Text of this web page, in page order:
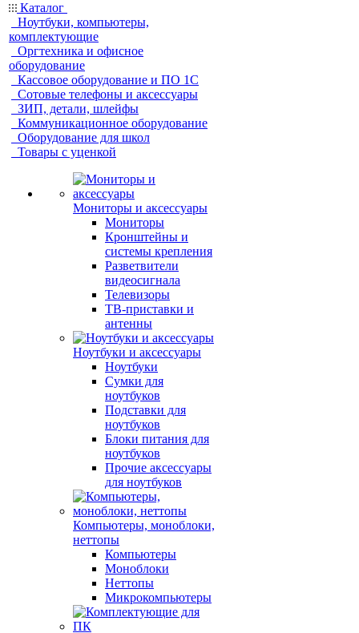
Каталог
Ноутбуки, компьютеры,
комплектующие
Оргтехника и офисное
оборудование
Кассовое оборудование и ПО 1С
Сотовые телефоны и аксессуары
ЗИП, детали, шлейфы
Коммуникационное оборудование
Оборудование для школ
Товары с уценкой
Мониторы и аксессуары
Мониторы
Кронштейны и
системы крепления
Разветвители
видеосигнала
Телевизоры
ТВ-приставки и
антенны
Ноутбуки и аксессуары
Ноутбуки
Сумки для
ноутбуков
Подставки для
ноутбуков
Блоки питания для
ноутбуков
Прочие аксессуары
для ноутбуков
Компьютеры, моноблоки,
неттопы
Компьютеры
Моноблоки
Неттопы
Микрокомпьютеры